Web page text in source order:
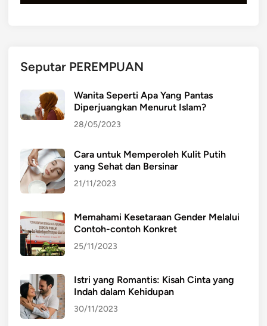
I
(
n
d
o
e
s
i
e
c
h
i
c
i
Seputar PEREMPUAN
Wanita Seperti Apa Yang Pantas
Diperjuangkan Menurut Islam?
28/05/2023
Cara untuk Memperoleh Kulit Putih
yang Sehat dan Bersinar
21/11/2023
Memahami Kesetaraan Gender Melalui
Contoh-contoh Konkret
25/11/2023
Istri yang Romantis: Kisah Cinta yang
Indah dalam Kehidupan
30/11/2023